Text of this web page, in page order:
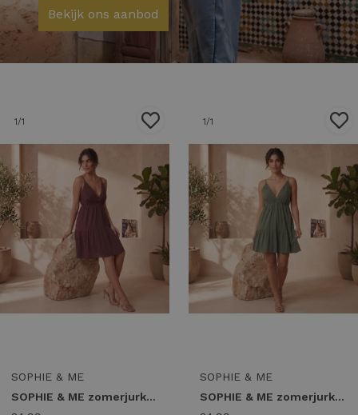
Bekijk ons aanbod
1/1
SOPHIE & ME
SOPHIE & ME zomerjurk studs Zomerjurkjes bordeaux
1/1
SOPHIE & ME
SOPHIE & ME zomerjurk studs Zomerjurkjes groen